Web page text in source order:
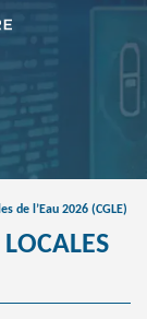
de l’Eau 2026 (CGLE)